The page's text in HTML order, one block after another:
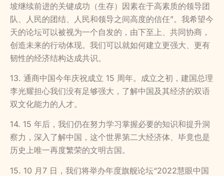
坡继续前进的关键成功（生存）因素在于高素质的领导团
队、人民的团结、人民和领导之间高度的信任”。我希望今
天的论坛可以被视为一个自发的，由下至上、共同协商，
创造未来的行动体现。我们可以就如何建立更强大、更有
韧性的经济结构达成共识。
13. 通商中国今年庆祝成立 15 周年。成立之初，建国总理
李光耀担心我们没有足够强大，了解中国及其经济的双语
双文化能力的人才。
14. 15 年后，我们仍在努力学习掌握必要的知识和提升洞
察力，深入了解中国，这个世界第二大经济体、毕竟也是
历史上唯一再度繁荣的文明古国。
15. 10 月7 日，我们将举办年度旗舰论坛“2022慧眼中国